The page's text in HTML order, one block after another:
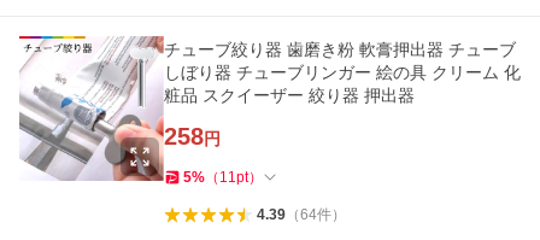
チューブ絞り器 歯磨き粉 軟膏押出器 チューブ
しぼり器 チューブリンガー 絵の具 クリーム 化
粧品 スクイーザー 絞り器 押出器
258円
5% （ 11pt）
4.39（64件）